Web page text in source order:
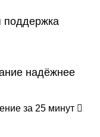
поддержка
надёжнее
за 25 минут